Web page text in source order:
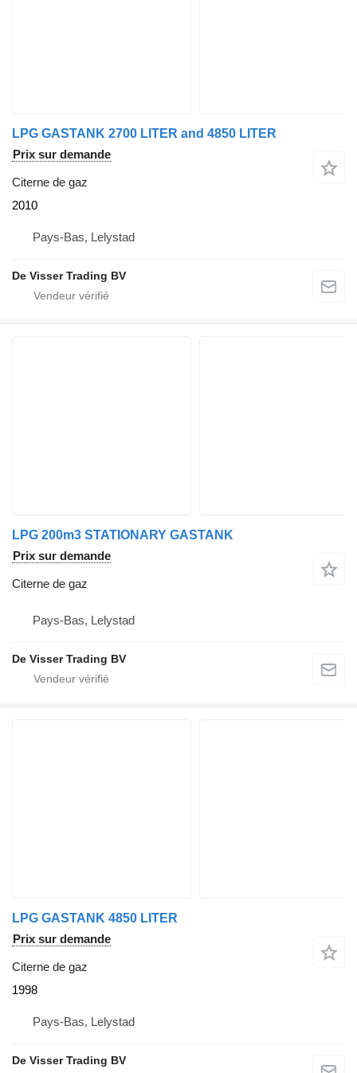
LPG GASTANK 2700 LITER and 4850 LITER
Prix sur demande
Citerne de gaz
2010
Pays-Bas, Lelystad
De Visser Trading BV
LPG 200m3 STATIONARY GASTANK
Prix sur demande
Citerne de gaz
Pays-Bas, Lelystad
De Visser Trading BV
LPG GASTANK 4850 LITER
Prix sur demande
Citerne de gaz
1998
Pays-Bas, Lelystad
De Visser Trading BV